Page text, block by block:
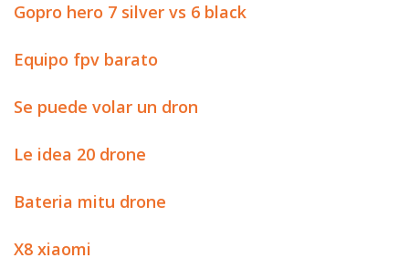
Gopro hero 7 silver vs 6 black
Equipo fpv barato
Se puede volar un dron
Le idea 20 drone
Bateria mitu drone
X8 xiaomi